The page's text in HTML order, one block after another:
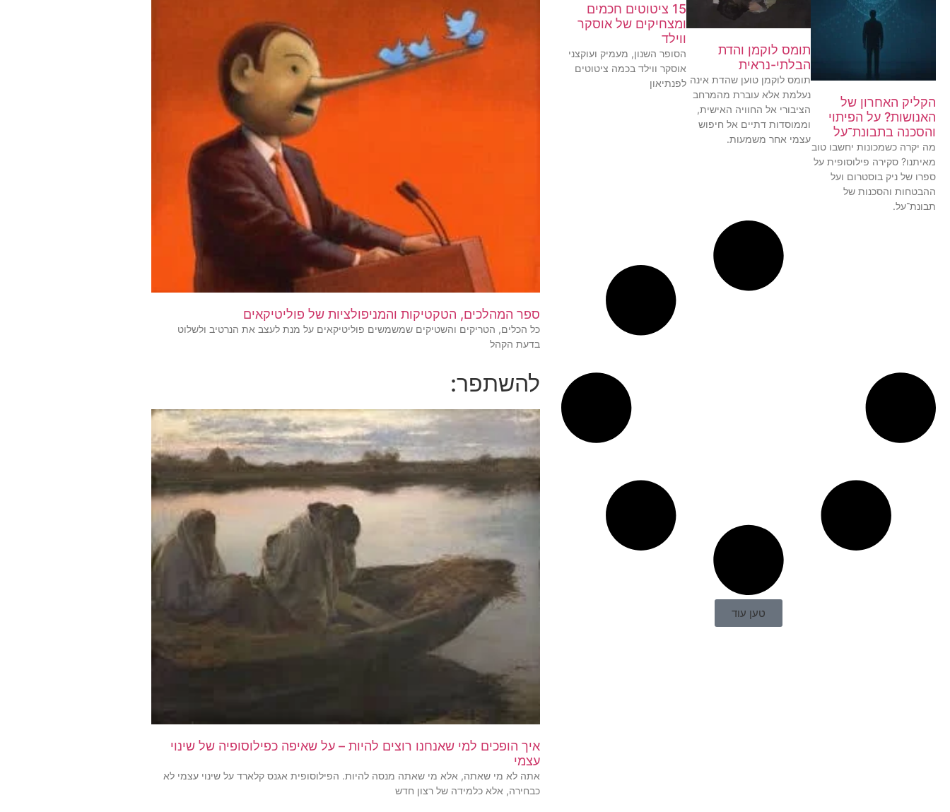
הקליק האחרון של
האנושות? על הפיתוי
והסכנה בתבונת־על
מה יקרה כשמכונות יחשבו טוב
מאיתנו? סקירה פילוסופית על
ספרו של ניק בוסטרום ועל
ההבטחות והסכנות של
תבונת־על.
תומס לוקמן והדת
הבלתי-נראית
תומס לוקמן טוען שהדת אינה
נעלמת אלא עוברת מהמרחב
הציבורי אל החוויה האישית,
וממוסדות דתיים אל חיפוש
עצמי אחר משמעות.
15 ציטוטים חכמים
ומצחיקים של אוסקר
ווילד
הסופר השנון, מעמיק ועוקצני
אוסקר ווילד בכמה ציטוטים
לפנתיאון
טען עוד
ספר המהלכים, הטקטיקות והמניפולציות של פוליטיקאים
כל הכלים, הטריקים והשטיקים שמשמשים פוליטיקאים על מנת לעצב את הנרטיב ולשלוט
בדעת הקהל
להשתפר:
איך הופכים למי שאנחנו רוצים להיות – על שאיפה כפילוסופיה של שינוי
עצמי
אתה לא מי שאתה, אלא מי שאתה מנסה להיות. הפילוסופית אגנס קלארד על שינוי עצמי לא
כבחירה, אלא כלמידה של רצון חדש